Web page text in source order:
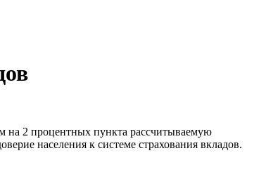
на 2 процентных пункта рассчитываемую
населения к системе страхования вкладов.